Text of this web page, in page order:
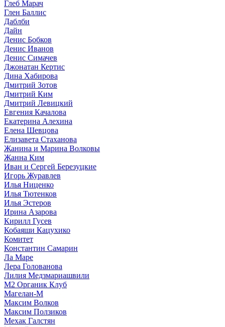
Глеб Марач
Глен Баллис
Даблби
Дайн
Денис Бобков
Денис Иванов
Денис Симачев
Джонатан Кертис
Дина Хабирова
Дмитрий Зотов
Дмитрий Ким
Дмитрий Левицкий
Евгения Качалова
Екатерина Алехина
Елена Шевцова
Елизавета Стаханова
Жанина и Марина Волковы
Жанна Ким
Иван и Сергей Березуцкие
Игорь Журавлев
Илья Ниценко
Илья Тютенков
Илья Эстеров
Ирина Азарова
Кирилл Гусев
Кобаяши Кацухико
Комитет
Константин Самарин
Ла Маре
Лера Голованова
Лилия Медзмариашвили
М2 Органик Клуб
Магелан-М
Максим Волков
Максим Ползиков
Мехак Галстян